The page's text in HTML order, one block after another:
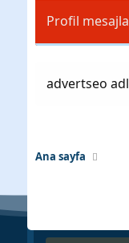
Profil
advertseo
Ana sayfa